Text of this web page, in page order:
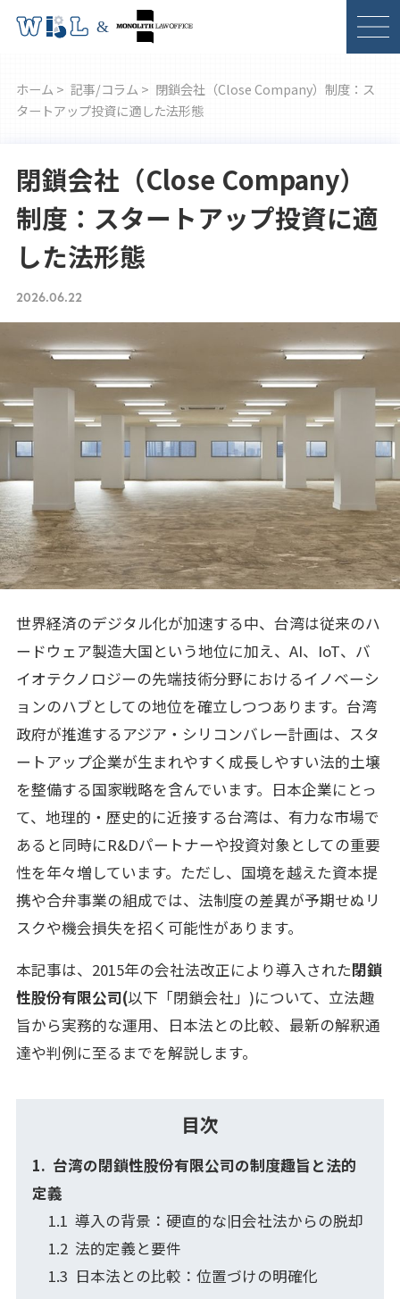
ホーム > 記事/コラム > 閉鎖会社（Close Company）制度：ス
タートアップ投資に適した法形態
閉鎖会社（Close Company）
制度：スタートアップ投資に適
した法形態
2026.06.22
世界経済のデジタル化が加速する中、台湾は従来のハ
ードウェア製造大国という地位に加え、AI、IoT、バ
イオテクノロジーの先端技術分野におけるイノベーシ
ョンのハブとしての地位を確立しつつあります。台湾
政府が推進するアジア・シリコンバレー計画は、スタ
ートアップ企業が生まれやすく成長しやすい法的土壌
を整備する国家戦略を含んでいます。日本企業にとっ
て、地理的・歴史的に近接する台湾は、有力な市場で
あると同時にR&Dパートナーや投資対象としての重要
性を年々増しています。ただし、国境を越えた資本提
携や合弁事業の組成では、法制度の差異が予期せぬリ
スクや機会損失を招く可能性があります。
本記事は、2015年の会社法改正により導入された閉鎖
性股份有限公司(以下「閉鎖会社」)について、立法趣
旨から実務的な運用、日本法との比較、最新の解釈通
達や判例に至るまでを解説します。
目次
台湾の閉鎖性股份有限公司の制度趣旨と法的
定義
導入の背景：硬直的な旧会社法からの脱却
法的定義と要件
日本法との比較：位置づけの明確化